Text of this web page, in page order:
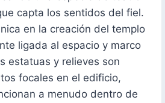
capta los sentidos del fiel.
en la creación del templo
ligada al espacio y marco
estatuas y relieves son
focales en el edificio,
a menudo dentro de